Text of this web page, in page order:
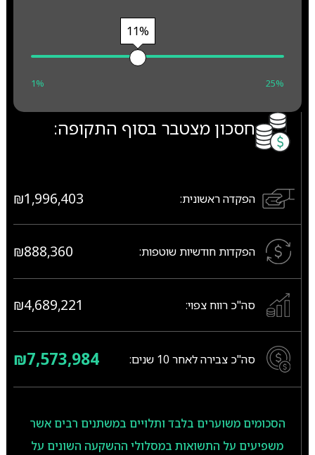
11%
1% 25%
חסכון מצטבר בסוף התקופה:
הפקדה ראשונית: ₪1,996,403
הפקדות חודשיות שוטפות: ₪888,360
סה"כ רווח צפוי: ₪4,689,221
סה"כ צבירה לאחר 10 שנים: ₪7,573,984
הסכומים משוערים בלבד ותלויים במשתנים רבים אשר
משפיעים על התשואות במסלולי ההשקעה השונים על